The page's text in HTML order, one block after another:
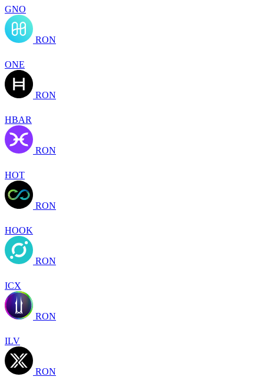
GNO
RON
ONE
RON
HBAR
RON
HOT
RON
HOOK
RON
ICX
RON
ILV
RON